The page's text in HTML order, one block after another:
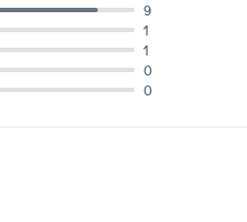
0
0
1
1
9